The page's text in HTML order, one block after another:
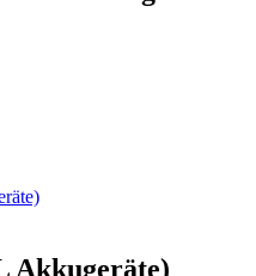
Akkugeräte)